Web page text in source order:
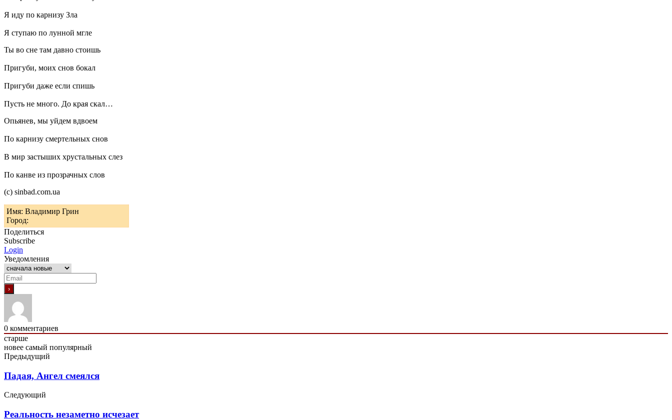
Я иду по карнизу Зла
Я ступаю по лунной мгле
Ты во сне там давно стоишь
Пригуби, моих снов бокал
Пригуби даже если спишь
Пусть не много. До края скал…
Опьянев, мы уйдем вдвоем
По карнизу смертельных снов
В мир застыших хрустальных слез
По канве из прозрачных слов
(с) sinbad.com.ua
Имя: Владимир Грин
Город:
Поделиться
Subscribe
Login
Уведомления
0 комментариев
старше
новее самый популярный
Предыдущий
Падая, Ангел смеялся
Следующий
Реальность незаметно исчезает